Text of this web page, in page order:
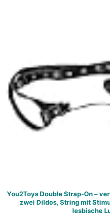
You2Toys Double Strap-On –
zwei Dildos, String mit
lesbische